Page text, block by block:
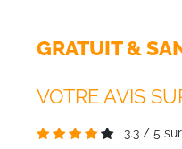
GRATUIT &
VOTRE AVIS
3.3 / 5 sur